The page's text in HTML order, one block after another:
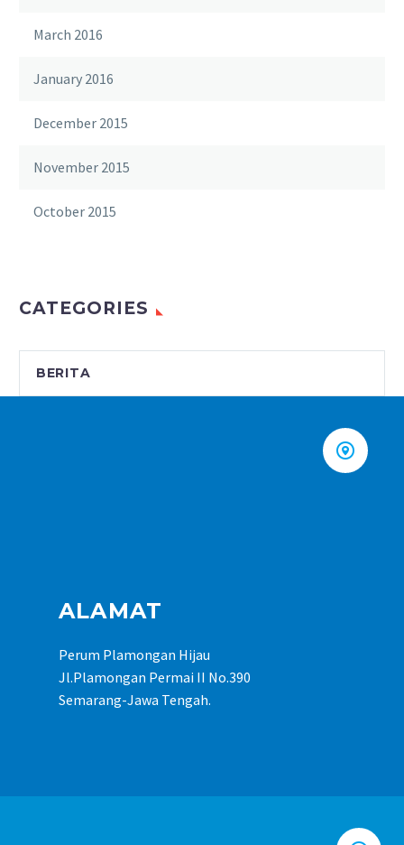
March 2016
January 2016
December 2015
November 2015
October 2015
CATEGORIES
BERITA


ALAMAT
Perum Plamongan Hijau
Jl.Plamongan Permai II No.390
Semarang-Jawa Tengah.